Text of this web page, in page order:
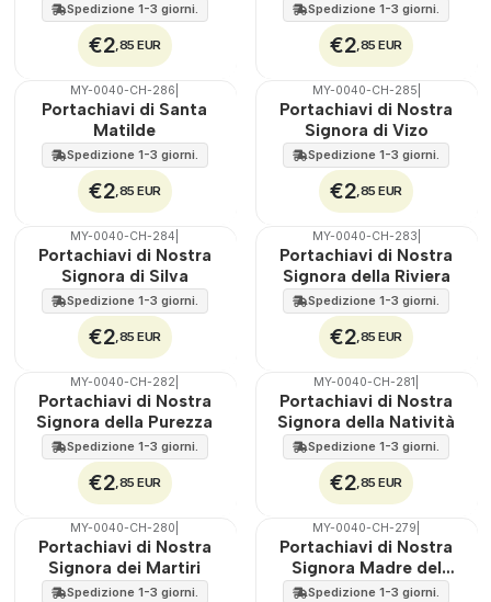
Spedizione 1-3 giorni.
€2,85 EUR
Spedizione 1-3 giorni.
€2,85 EUR
🇵🇹
MY-0040-CH-286
Portachiavi di Santa
Matilde
Spedizione 1-3 giorni.
€2,85 EUR
🇵🇹
MY-0040-CH-285
Portachiavi di Nostra
Signora di Vizo
Spedizione 1-3 giorni.
€2,85 EUR
🇵🇹
MY-0040-CH-284
Portachiavi di Nostra
Signora di Silva
Spedizione 1-3 giorni.
€2,85 EUR
🇵🇹
MY-0040-CH-283
Portachiavi di Nostra
Signora della Riviera
Spedizione 1-3 giorni.
€2,85 EUR
🇵🇹
MY-0040-CH-282
Portachiavi di Nostra
Signora della Purezza
Spedizione 1-3 giorni.
€2,85 EUR
🇵🇹
MY-0040-CH-281
Portachiavi di Nostra
Signora della Natività
Spedizione 1-3 giorni.
€2,85 EUR
🇵🇹
MY-0040-CH-280
Portachiavi di Nostra
Signora dei Martiri
Spedizione 1-3 giorni.
🇵🇹
MY-0040-CH-279
Portachiavi di Nostra
Signora Madre del
Salvatore
Spedizione 1-3 giorni.